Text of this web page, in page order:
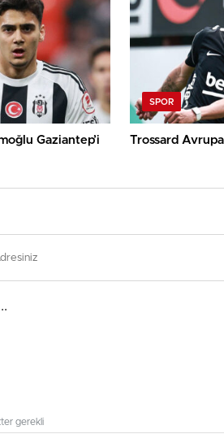
Gaziantep’i
SPOR
Trossard
gerekli